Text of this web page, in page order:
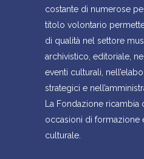
costante di numerose
titolo volontario
di qualità nel settore
archivistico, editoriale,
eventi culturali,
strategici e
La Fondazione ricambia
occasioni di formazione
culturale.